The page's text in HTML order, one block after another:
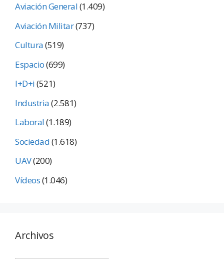
Aviación General(1.409)
Aviación Militar(737)
Cultura(519)
Espacio(699)
I+D+i(521)
Industria(2.581)
Laboral(1.189)
Sociedad(1.618)
UAV(200)
Vídeos(1.046)
Archivos